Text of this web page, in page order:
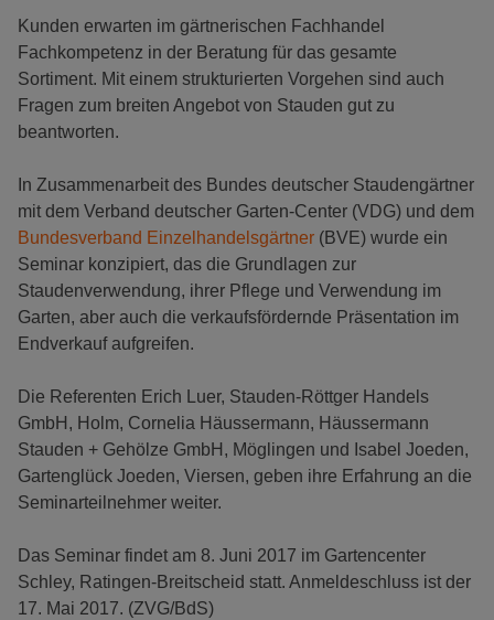
Kunden erwarten im gärtnerischen Fachhandel
Fachkompetenz in der Beratung für das gesamte
Sortiment. Mit einem strukturierten Vorgehen sind auch
Fragen zum breiten Angebot von Stauden gut zu
beantworten.
In Zusammenarbeit des Bundes deutscher Staudengärtner
mit dem Verband deutscher Garten-Center (VDG) und dem
Bundesverband Einzelhandelsgärtner (BVE) wurde ein
Seminar konzipiert, das die Grundlagen zur
Staudenverwendung, ihrer Pflege und Verwendung im
Garten, aber auch die verkaufsfördernde Präsentation im
Endverkauf aufgreifen.
Die Referenten Erich Luer, Stauden-Röttger Handels
GmbH, Holm, Cornelia Häussermann, Häussermann
Stauden + Gehölze GmbH, Möglingen und Isabel Joeden,
Gartenglück Joeden, Viersen, geben ihre Erfahrung an die
Seminarteilnehmer weiter.
Das Seminar findet am 8. Juni 2017 im Gartencenter
Schley, Ratingen-Breitscheid statt. Anmeldeschluss ist der
17. Mai 2017. (ZVG/BdS)